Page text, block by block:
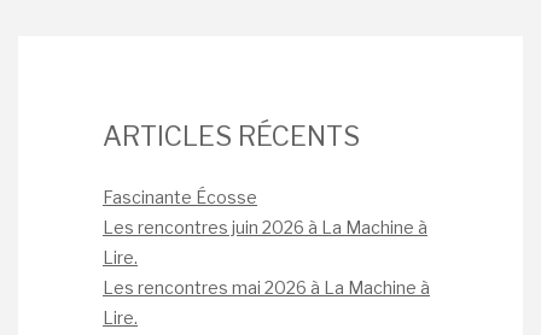
ARTICLES RÉCENTS
Fascinante Écosse
Les rencontres juin 2026 à La Machine à
Lire.
Les rencontres mai 2026 à La Machine à
Lire.